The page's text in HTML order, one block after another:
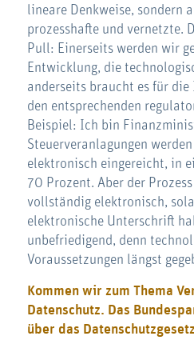
lineare Denkweise, sondern
prozesshafte und vernetzte.
Pull: Einerseits werden wir
Entwicklung, die
anderseits braucht es für
den entsprechenden
Beispiel: Ich bin
Steuerveranlagungen
elektronisch eingereicht, in
70 Prozent. Aber der
vollständig elektronisch,
elektronische Unterschrift
unbefriedigend, denn
Voraussetzungen längst
Kommen wir zum Thema
Datenschutz. Das
über das